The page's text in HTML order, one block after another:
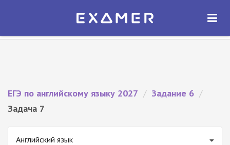
Экзамер — ЕГЭ 2027
ОТКРЫТЬ
ЕГЭ по английскому языку 2027 / Задание 6 /
Задача 7
Английский язык